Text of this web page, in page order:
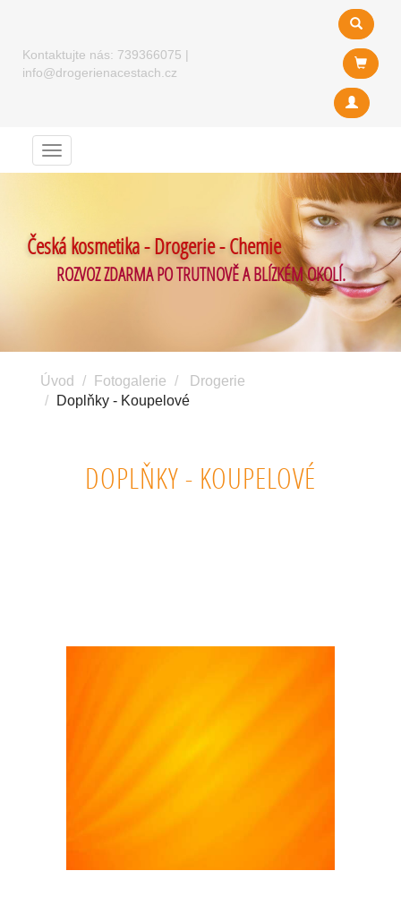
Kontaktujte nás: 739366075 |
info@drogerienacestach.cz
Menu
Česká kosmetika - Drogerie - Chemie
ROZVOZ ZDARMA PO TRUTNOVĚ A BLÍZKÉM OKOLÍ.
Úvod Fotogalerie
Drogerie
Doplňky - Koupelové
DOPLŇKY - KOUPELOVÉ